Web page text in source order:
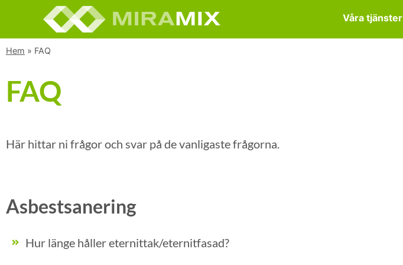
Våra tjänster
Hem » FAQ
FAQ
Här hittar ni frågor och svar på de vanligaste frågorna.
Asbestsanering
Hur länge håller eternittak/eternitfasad?